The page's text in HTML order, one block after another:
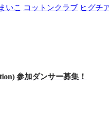
いこ コットンクラブ ヒグチ
参加ダンサー募集！